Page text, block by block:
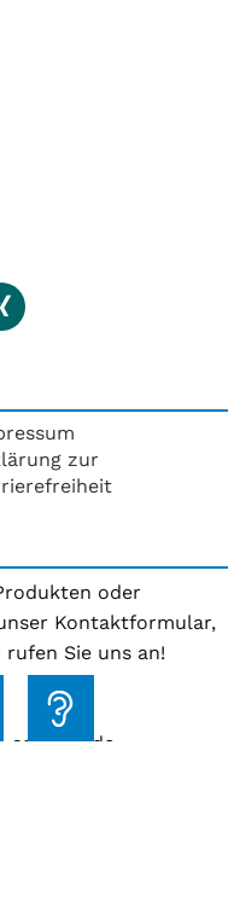
zur
oder
Kontaktformular,
Sie uns an!
schmitz.de